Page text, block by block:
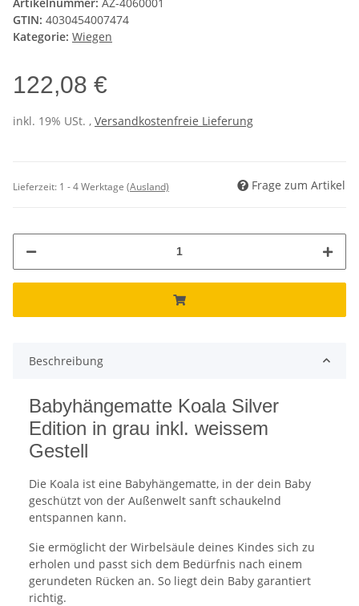
GTIN: 4030454007474
Kategorie: Wiegen
122,08 €
inkl. 19% USt. , Versandkostenfreie Lieferung
Lieferzeit: 1 - 4 Werktage (Ausland) Frage zum Artikel
Beschreibung
Babyhängematte Koala Silver
Edition in grau inkl. weissem
Gestell
Die Koala ist eine Babyhängematte, in der dein Baby
geschützt von der Außenwelt sanft schaukelnd
entspannen kann.
Sie ermöglicht der Wirbelsäule deines Kindes sich zu
erholen und passt sich dem Bedürfnis nach einem
gerundeten Rücken an. So liegt dein Baby garantiert
richtig.